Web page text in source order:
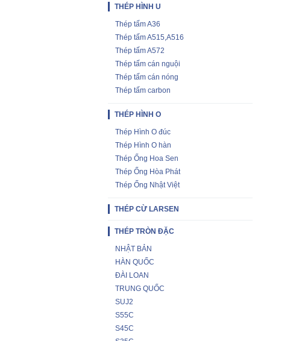
THÉP HÌNH U
Thép tấm A36
Thép tấm A515,A516
Thép tấm A572
Thép tấm cán nguội
Thép tấm cán nóng
Thép tấm carbon
THÉP HÌNH O
Thép Hình O đúc
Thép Hình O hàn
Thép Ống Hoa Sen
Thép Ống Hòa Phát
Thép Ống Nhật Việt
THÉP CỪ LARSEN
THÉP TRÒN ĐẶC
NHẬT BẢN
HÀN QUỐC
ĐÀI LOAN
TRUNG QUỐC
SUJ2
S55C
S45C